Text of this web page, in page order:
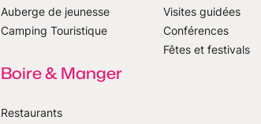
Auberge de jeunesse
Camping Touristique
Boire & Manger
Restaurants
Visites guidées
Conférences
Fêtes et festivals